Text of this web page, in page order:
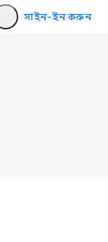
সাইন-ইন করুন